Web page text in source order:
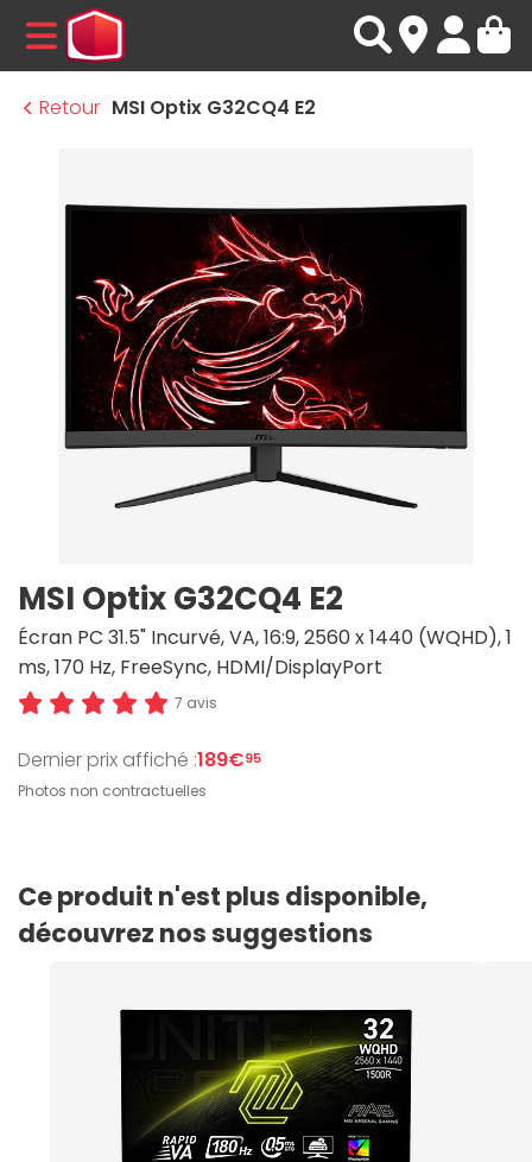
MENU
Retour MSI Optix G32CQ4 E2
MSI Optix G32CQ4 E2
Écran PC 31.5" Incurvé, VA, 16:9, 2560 x 1440 (WQHD), 1
ms, 170 Hz, FreeSync, HDMI/DisplayPort
7 avis
Dernier prix affiché :189€95
Photos non contractuelles
Ce produit n'est plus disponible,
découvrez nos suggestions